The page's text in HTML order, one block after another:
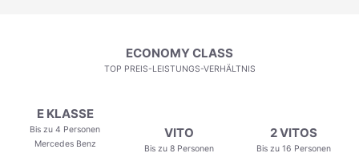
ECONOMY CLASS
TOP PREIS-LEISTUNGS-VERHÄLTNIS
E KLASSE
Bis zu 4 Personen
Mercedes Benz
VITO
Bis zu 8 Personen
2 VITOS
Bis zu 16 Personen